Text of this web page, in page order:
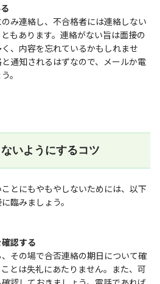
み連絡し、不合格者には連絡しない
もあります。連絡がない旨は面接の
、内容を忘れているかもしれませ
通知されるはずなので、メールか電
。
いようにするコツ
とにもやもやしないためには、以下
臨みましょう。
認する
その場で合否連絡の期日について確
とは失礼にあたりません。また、可